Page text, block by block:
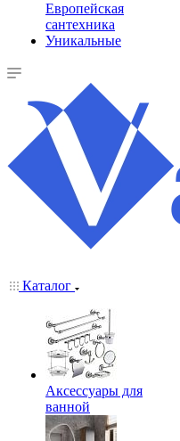
Европейская
сантехника
Уникальные
Каталог
Аксессуары для
ванной